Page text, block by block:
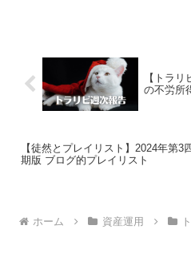
【トラ
の不労所
【徒然とプレイリスト】2024年第3
期版 ブログ的プレイリスト
ホーム 資産運用